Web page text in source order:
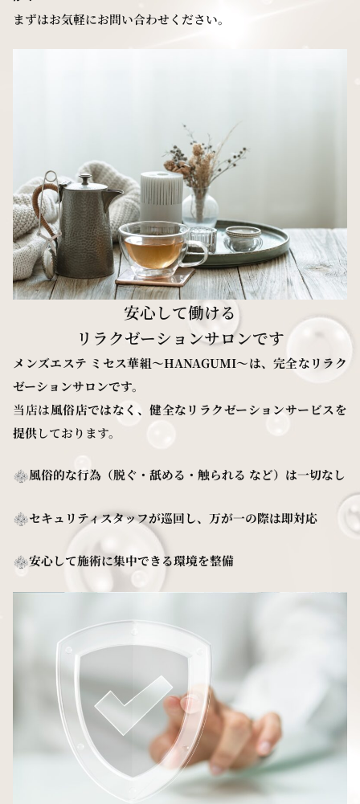
まずはお気軽にお問い合わせください。
安心して働ける
リラクゼーションサロンです
メンズエステ ミセス華組〜HANAGUMI〜は、完全なリラク
ゼーションサロンです。
当店は風俗店ではなく、健全なリラクゼーションサービスを
提供しております。
風俗的な行為（脱ぐ・舐める・触られる など）は一切なし
セキュリティスタッフが巡回し、万が一の際は即対応
安心して施術に集中できる環境を整備